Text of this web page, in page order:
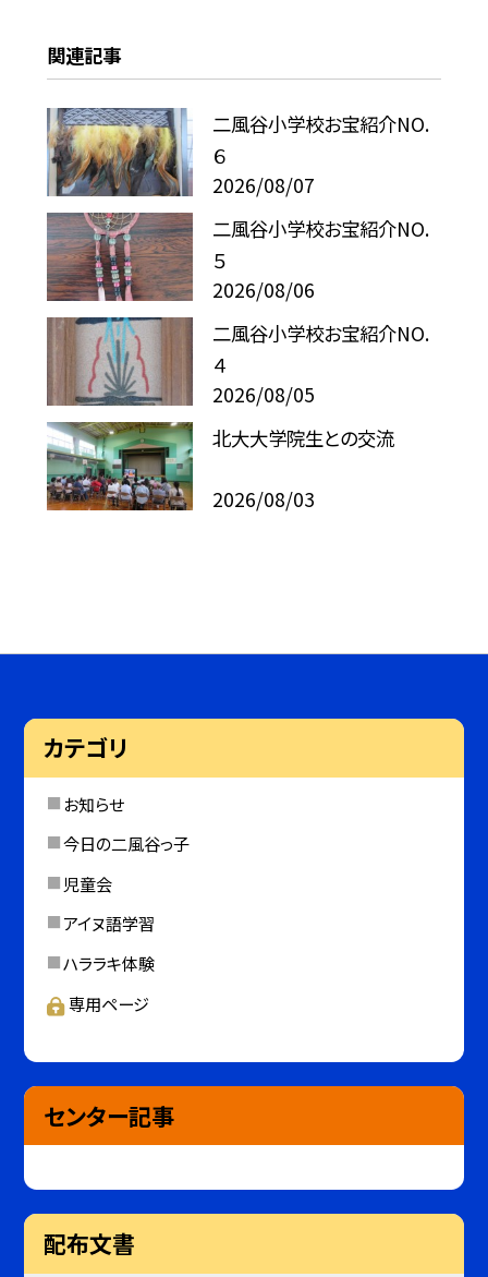
関連記事
二風谷小学校お宝紹介NO.
６
2026/08/07
二風谷小学校お宝紹介NO.
５
2026/08/06
二風谷小学校お宝紹介NO.
４
2026/08/05
北大大学院生との交流
2026/08/03
カテゴリ
お知らせ
今日の二風谷っ子
児童会
アイヌ語学習
ハララキ体験
専用ページ
センター記事
配布文書